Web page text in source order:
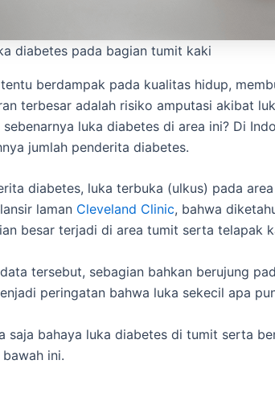
diabetes pada bagian tumit kaki
berdampak pada kualitas hidup,
terbesar adalah risiko amputasi akibat
sebenarnya luka diabetes di area ini? Di
jumlah penderita diabetes.
diabetes, luka terbuka (ulkus) pada
laman Cleveland Clinic, bahwa
besar terjadi di area tumit serta telapak
tersebut, sebagian bahkan berujung
peringatan bahwa luka sekecil apa
saja bahaya luka diabetes di tumit serta
ini.